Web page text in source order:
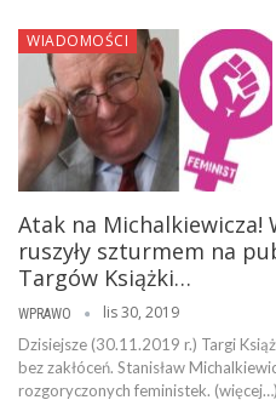
WIADOMOŚCI
Atak na
ruszyły szturmem na
Targów Książki…
WPRAWO lis 30, 2019
Dzisiejsze (30.11.2019 r.) Targi
bez zakłóceń. Stanisław
rozgoryczonych feministek. (więcej…)